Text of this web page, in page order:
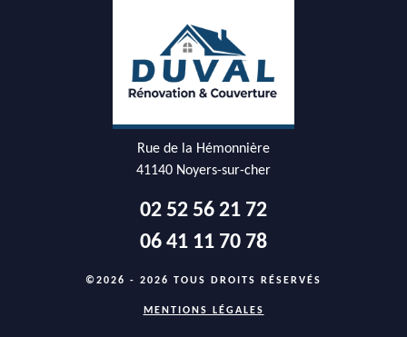
Rue de la Hémonnière
41140 Noyers-sur-cher
02 52 56 21 72
06 41 11 70 78
©2026 - 2026 TOUS DROITS RÉSERVÉS
MENTIONS LÉGALES